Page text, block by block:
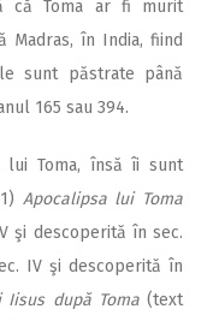
că Toma ar fi murit
Madras, în India, fiind
sunt păstrate până
165 sau 394.
lui Toma, însă îi sunt
Apocalipsa lui Toma
şi descoperită în sec.
IV şi descoperită în
Iisus după Toma(text